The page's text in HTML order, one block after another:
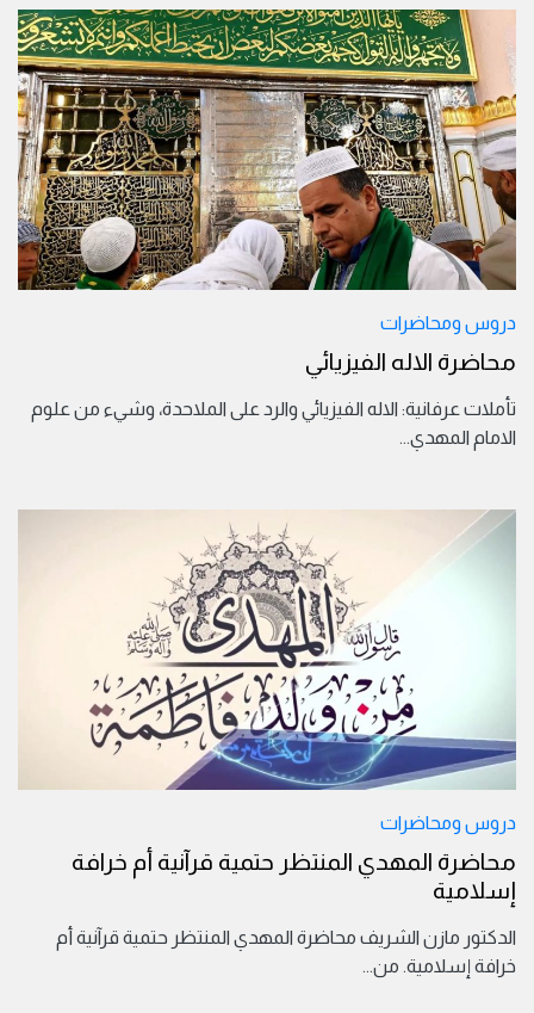
دروس ومحاضرات
محاضرة الاله الفيزيائي
تأملات عرفانية: الاله الفيزيائي والرد على الملاحدة، وشيء من علوم
الامام المهدي...
دروس ومحاضرات
محاضرة المهدي المنتظر حتمية قرآنية أم خرافة
إسلامية
الدكتور مازن الشريف محاضرة المهدي المنتظر حتمية قرآنية أم
خرافة إسلامية. من...